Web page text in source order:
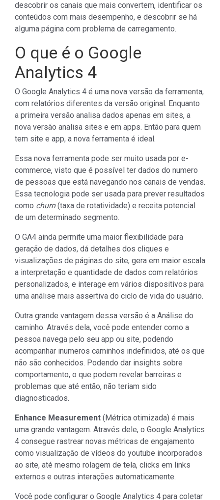
descobrir os canais que mais convertem, identificar os
conteúdos com mais desempenho, e descobrir se há
alguma página com problema de carregamento.
O que é o Google
Analytics 4
O Google Analytics 4 é uma nova versão da ferramenta,
com relatórios diferentes da versão original. Enquanto
a primeira versão analisa dados apenas em sites, a
nova versão analisa sites e em apps. Então para quem
tem site e app, a nova ferramenta é ideal.
Essa nova ferramenta pode ser muito usada por e-
commerce, visto que é possível ter dados do numero
de pessoas que está navegando nos canais de vendas.
Essa tecnologia pode ser usada para prever resultados
como churn(taxa de rotatividade) e receita potencial
de um determinado segmento.
O GA4 ainda permite uma maior flexibilidade para
geração de dados, dá detalhes dos cliques e
visualizações de páginas do site, gera em maior escala
a interpretação e quantidade de dados com relatórios
personalizados, e interage em vários dispositivos para
uma análise mais assertiva do ciclo de vida do usuário.
Outra grande vantagem dessa versão é a Análise do
caminho. Através dela, você pode entender como a
pessoa navega pelo seu app ou site, podendo
acompanhar inumeros caminhos indefinidos, até os que
não são conhecidos. Podendo dar insights sobre
comportamento, o que podem revelar barreiras e
problemas que até então, não teriam sido
diagnosticados.
Enhance Measurement (Métrica otimizada) é mais
uma grande vantagem. Através dele, o Google Analytics
4 consegue rastrear novas métricas de engajamento
como visualização de vídeos do youtube incorporados
ao site, até mesmo rolagem de tela, clicks em links
externos e outras interações automaticamente.
Você pode configurar o Google Analytics 4 para coletar